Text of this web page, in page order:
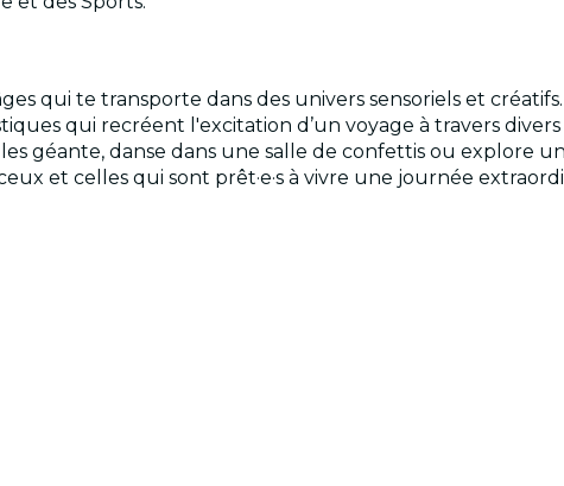
qui te transporte dans des univers sensoriels et
qui recréent l'excitation d’un voyage à travers
géante, danse dans une salle de confettis ou explore
et celles qui sont prêt·e·s à vivre une journée